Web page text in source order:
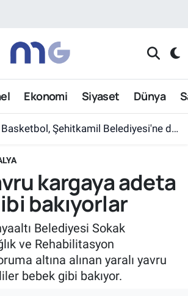
Ekonomi Siyaset Dünya
Şehitkamil Belediyesi'ne devredildi
kargaya adeta
bakıyorlar
Belediyesi Sokak
ve Rehabilitasyon
altına alınan yaralı yavru
bebek gibi bakıyor.
Durumu ve Fikstür
Haberleri